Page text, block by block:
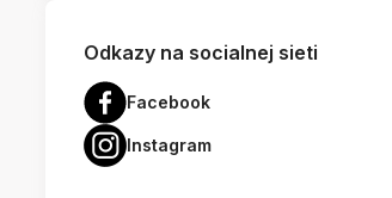
Odkazy na socialnej sieti
Facebook
Instagram